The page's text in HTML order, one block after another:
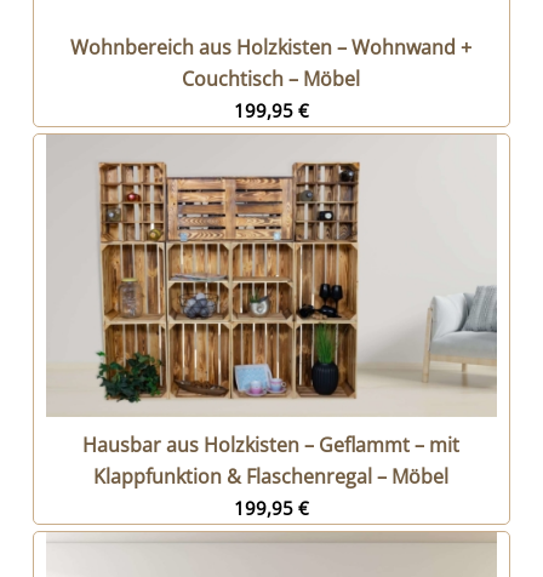
Wohnbereich aus Holzkisten – Wohnwand +
Couchtisch – Möbel
199,95 €
Hausbar aus Holzkisten – Geflammt – mit
Klappfunktion & Flaschenregal – Möbel
199,95 €